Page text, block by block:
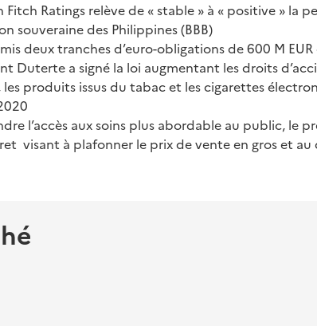
Fitch Ratings relève de « stable » à « positive » la
souveraine des Philippines (BBB)
deux tranches d’euro-obligations de 600 M
Duterte a signé la loi augmentant les droits
les produits issus du tabac et les cigarettes
l’accès aux soins plus abordable au public, le
visant à plafonner le prix de vente en gros et au